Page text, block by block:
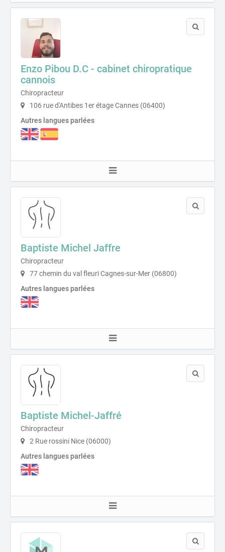
Enzo Pibou D.C - cabinet chiropratique
cannois
Chiropracteur
106 rue d'Antibes 1er étage Cannes (06400)
Autres langues parlées
Baptiste Michel Jaffre
Chiropracteur
77 chemin du val fleuri Cagnes-sur-Mer (06800)
Autres langues parlées
Baptiste Michel-Jaffré
Chiropracteur
2 Rue rossini Nice (06000)
Autres langues parlées